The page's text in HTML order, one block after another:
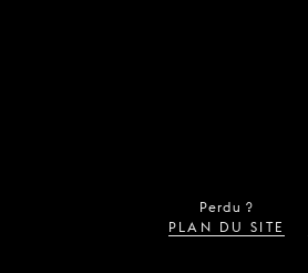
Perdu ?
PLAN DU SITE